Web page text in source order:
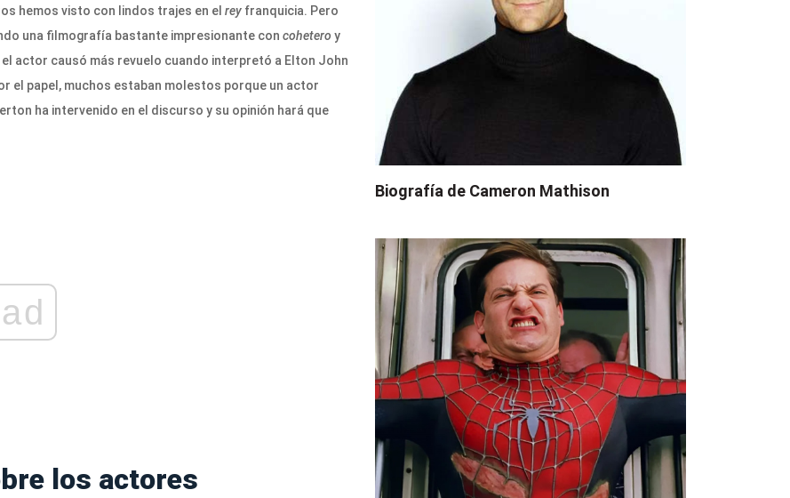
hemos visto con lindos trajes en el rey franquicia. Pero
una filmografía bastante impresionante con cohetero y
actor causó más revuelo cuando interpretó a Elton John
el papel, muchos estaban molestos porque un actor
ha intervenido en el discurso y su opinión hará que
ad
los actores
Biografía de Cameron Mathison